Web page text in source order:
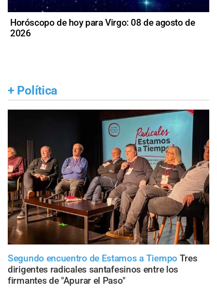
Horóscopo de hoy para Virgo: 08 de agosto de
2026
+ Política
Segundo encuentro de Estamos a Tiempo Tres
dirigentes radicales santafesinos entre los
firmantes de "Apurar el Paso"